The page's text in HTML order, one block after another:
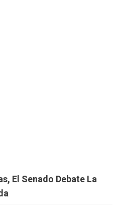
El Senado Debate La